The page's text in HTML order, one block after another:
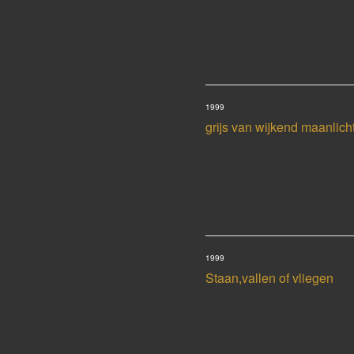
grijs van wijkend
1999
Staan,vallen of vliegen
1999